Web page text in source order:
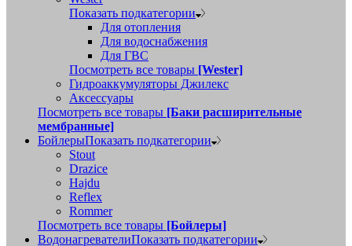
Показать подкатегории
Для отопления
Для водоснабжения
Для ГВС
Посмотреть все товары [Wester]
Гидроаккумуляторы Джилекс
Аксессуары
Посмотреть все товары [Баки расширительные
мембранные]
БойлерыПоказать подкатегории
Stout
Drazice
Hajdu
Reflex
Rommer
Посмотреть все товары [Бойлеры]
ВодонагревателиПоказать подкатегории